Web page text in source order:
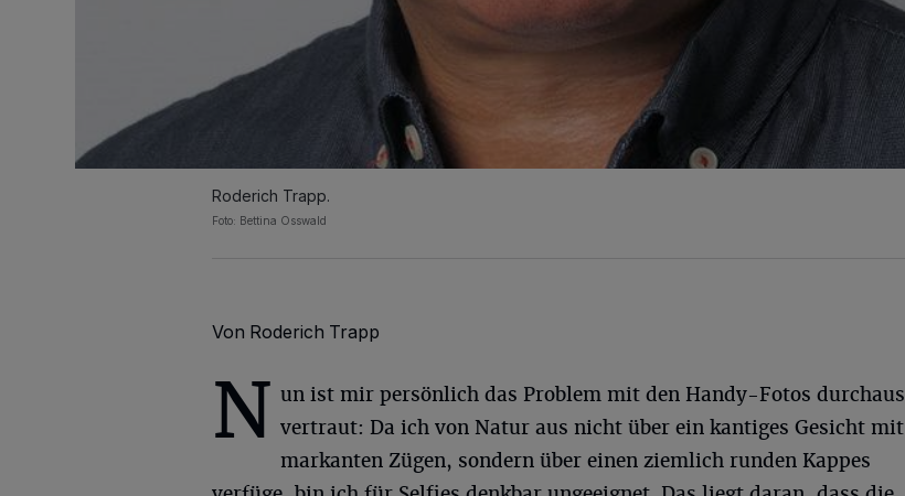
Roderich Trapp.
Foto: Bettina Osswald
Von Roderich Trapp
N un ist mir persönlich das Problem mit den Handy-Fotos durchaus
vertraut: Da ich von Natur aus nicht über ein kantiges Gesicht mit
markanten Zügen, sondern über einen ziemlich runden Kappes